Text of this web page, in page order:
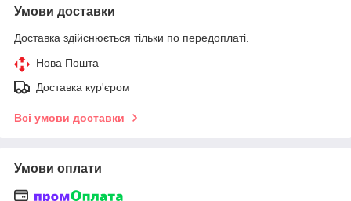
Умови доставки
Доставка здійснюється тільки по передоплаті.
Нова Пошта
Доставка кур'єром
Всі умови доставки
Умови оплати